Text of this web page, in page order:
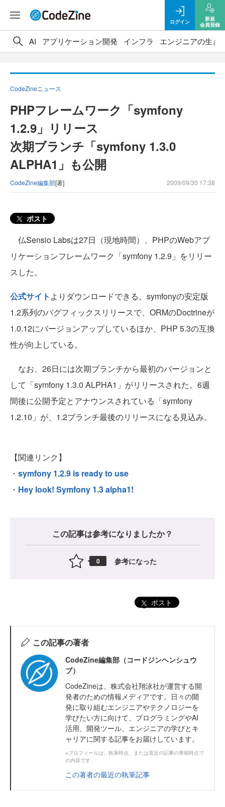
ログイン
新規
会員登録
AI アプリケーション開発 インフラ エンジニアの生き
CodeZineニュース
PHPフレームワーク「symfony
1.2.9」リリース
次期ブランチ「symfony 1.3.0
ALPHA1」も公開
CodeZine編集部[著] 2009/09/30 17:38
ポスト
仏Sensio Labsは27日（現地時間）、PHPのWebアプ
リケーションフレームワーク「symfony 1.2.9」をリリー
スした。
公式サイト よりダウンロードできる。symfonyの安定版
1.2系列のバグフィックスリリースで、ORMのDoctrineが
1.0.12にバージョンアップしているほか、PHP 5.3の互換
性が向上している。
なお、26日には次期ブランチから最初のバージョンと
して「symfony 1.3.0 ALPHA1」がリリースされた。6週
間後に公開予定とアナウンスされている「symfony
1.2.10」が、1.2ブランチ最後のリリースになる見込み。
【関連リンク】
・ symfony 1.2.9 is ready to use
・ Hey look! Symfony 1.3 alpha1!
この記事は参考になりましたか？
0 参考になった
ポスト
この記事の著者
CodeZine編集部（コードジンヘンシュウ
ブ）
CodeZineは、株式会社翔泳社が運営する開
発者のための情報メディアです。日々の開
発に取り組むエンジニアやテクノロジーを
学びたい方に向けて、プログラミングやAI
活用、開発ツール、エンジニアの学びとキ
ャリアに関する記事をお届けしています。
※プロフィールは、執筆時点、または直近の記事の寄稿時点で
の内容です
この著者の最近の執筆記事